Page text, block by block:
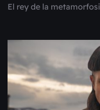
El rey de la